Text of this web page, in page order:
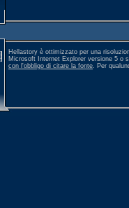
Hellastory è ottimizzato per una
Microsoft Internet Explorer versione 5 o
con l'obbligo di citare la fonte. Per